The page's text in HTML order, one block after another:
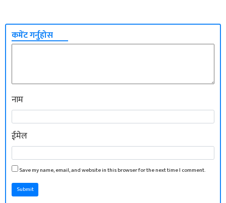
कमेंट गर्नुहोस
नाम
ईमेल
Save my name, email, and website in this browser for the next time I comment.
Submit